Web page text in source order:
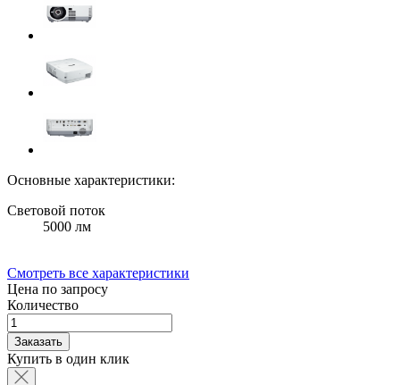
Основные характеристики:
Световой поток
5000 лм
Смотреть все характеристики
Цена по запросу
Количество
Заказать
Купить в один клик